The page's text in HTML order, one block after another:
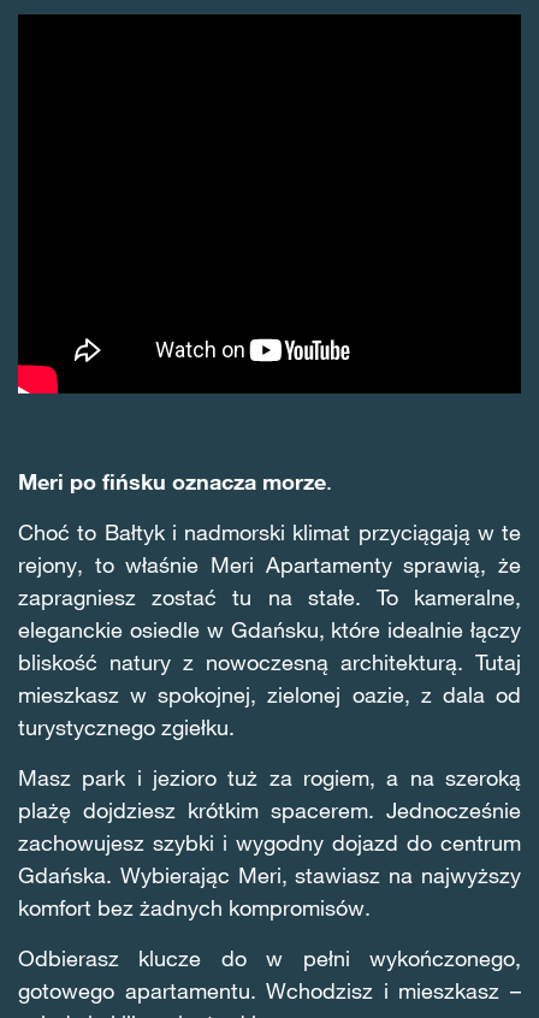
Meri po fińsku oznacza morze.
Choć to Bałtyk i nadmorski klimat przyciągają w te
rejony, to właśnie Meri Apartamenty sprawią, że
zapragniesz zostać tu na stałe. To kameralne,
eleganckie osiedle w Gdańsku, które idealnie łączy
bliskość natury z nowoczesną architekturą. Tutaj
mieszkasz w spokojnej, zielonej oazie, z dala od
turystycznego zgiełku.
Masz park i jezioro tuż za rogiem, a na szeroką
plażę dojdziesz krótkim spacerem. Jednocześnie
zachowujesz szybki i wygodny dojazd do centrum
Gdańska. Wybierając Meri, stawiasz na najwyższy
komfort bez żadnych kompromisów.
Odbierasz klucze do w pełni wykończonego,
gotowego apartamentu. Wchodzisz i mieszkasz –